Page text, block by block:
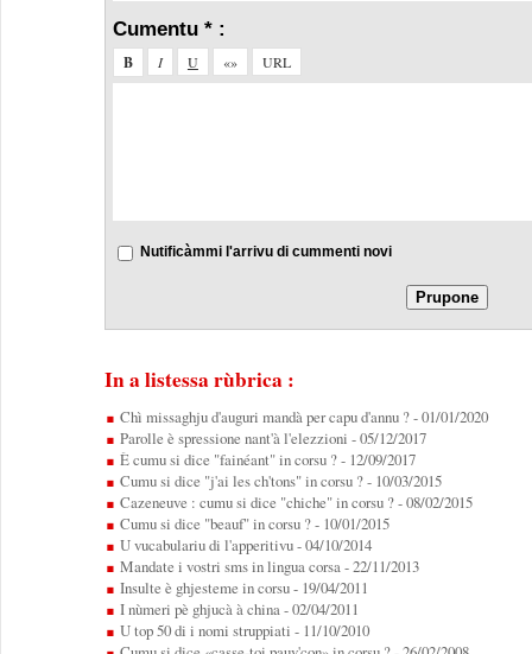
Cumentu * :
Nutificàmmi l'arrivu di cummenti novi
In a listessa rùbrica :
Chì missaghju d'auguri mandà per capu d'annu ?- 01/01/2020
Parolle è spressione nant'à l'elezzioni - 05/12/2017
È cumu si dice "fainéant" in corsu ?- 12/09/2017
Cumu si dice "j'ai les ch'tons" in corsu ?- 10/03/2015
Cazeneuve : cumu si dice "chiche" in corsu ?- 08/02/2015
Cumu si dice "beauf" in corsu ?- 10/01/2015
U vucabulariu di l'apperitivu- 04/10/2014
Mandate i vostri sms in lingua corsa- 22/11/2013
Insulte è ghjesteme in corsu- 19/04/2011
I nùmeri pè ghjucà à china- 02/04/2011
U top 50 di i nomi struppiati - 11/10/2010